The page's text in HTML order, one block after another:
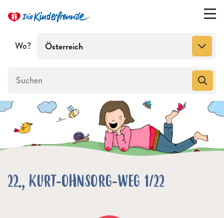
Wo? Österreich
22., KURT-OHNSORG-WEG 1/22